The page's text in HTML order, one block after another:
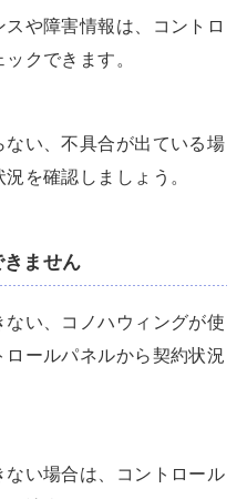
や障害情報は、コントロ
クできます。
い、不具合が出ている場
を確認しましょう。
ません
い、コノハウィングが使
ールパネルから契約状況
い場合は、コントロール